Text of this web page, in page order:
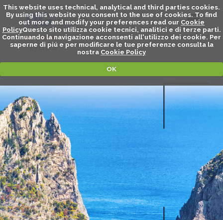
This website uses technical, analytical and third parties cookies.
By using this website you consent to the use of cookies. To find
out more and modify your preferences read our Cookie
PolicyQuesto sito utilizza cookie tecnici, analitici e di terze parti.
Continuando la navigazione acconsenti all'utilizzo dei cookie. Per
saperne di piú e per modificare le tue preferenze consulta la
nostra Cookie Policy
OK
EVENTS